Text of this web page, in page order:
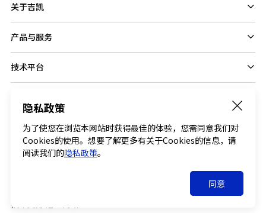
隐私政策
为了使您在浏览本网站时获得最佳的体验，您需同意我们对
Cookies的使用。想要了解更多有关于Cookies的信息，请
阅读我们的隐私政策。
同意
关于吉凯
产品与服务
技术平台
Follow us on
沪公网安备 31011502004259号
技术支持:治汇网络